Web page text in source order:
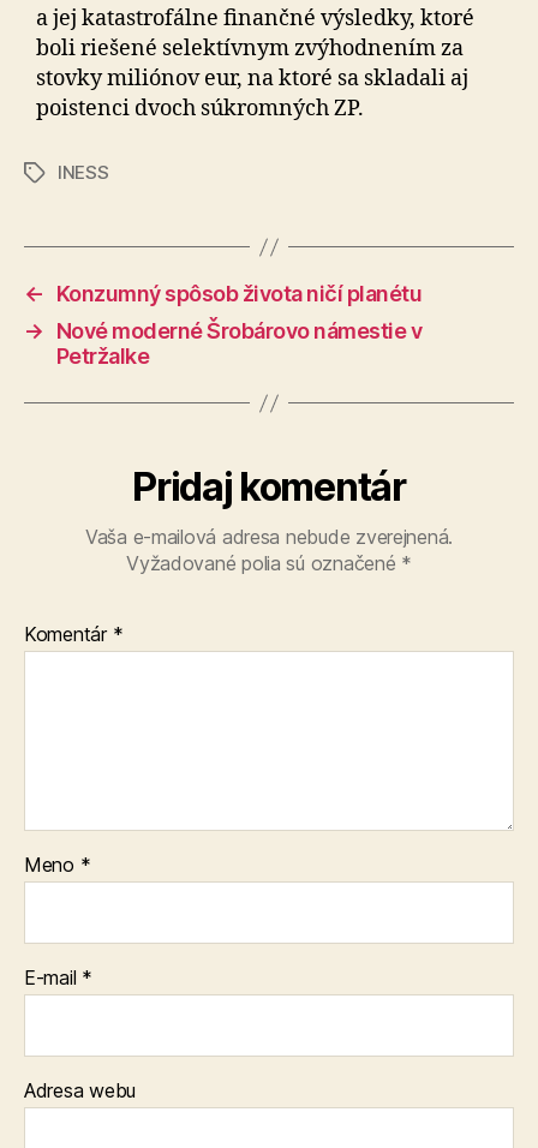
a jej katastrofálne finančné výsledky, ktoré
boli riešené selektívnym zvýhodnením za
stovky miliónov eur, na ktoré sa skladali aj
poistenci dvoch súkromných ZP.
ZnačkyINESS
←
Konzumný spôsob života ničí planétu
→
Nové moderné Šrobárovo námestie v
Petržalke
Pridaj komentár
Vaša e-mailová adresa nebude zverejnená.
Vyžadované polia sú označené *
Komentár *
Meno *
E-mail *
Adresa webu